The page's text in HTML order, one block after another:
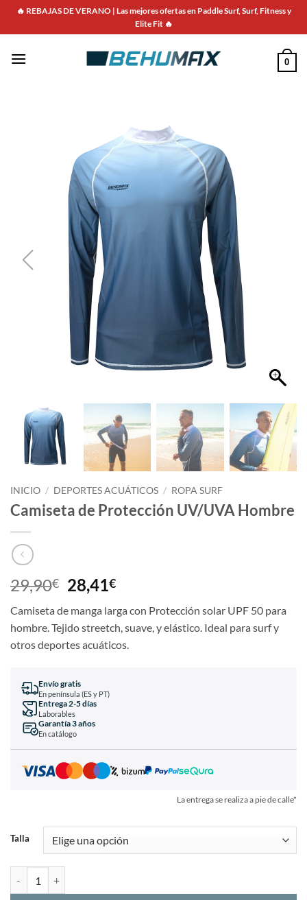
🔥 REBAJAS DE VERANO | Las mejores ofertas en Paddle Surf, Surf, Fitness y
Elite Fit 🔥
0
INICIO / DEPORTES ACUÁTICOS / ROPA SURF
Camiseta de Protección UV/UVA Hombre
29,90€ 28,41€
Camiseta de manga larga con Protección solar UPF 50 para
hombre. Tejido streetch, suave, y elástico. Ideal para surf y
otros deportes acuáticos.
Envío gratis
En península (ES y PT)
Entrega 2-5 días
Laborables
Garantía 3 años
En catálogo
La entrega se realiza a pie de calle*
Talla